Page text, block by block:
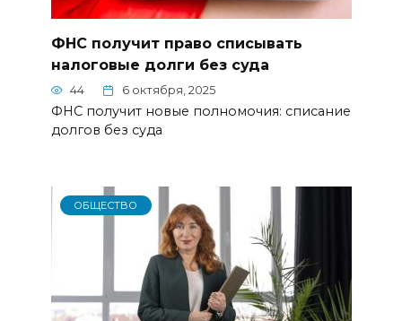
ФНС получит право списывать
налоговые долги без суда
44 6 октября, 2025
ФНС получит новые полномочия: списание
долгов без суда
ОБЩЕСТВО